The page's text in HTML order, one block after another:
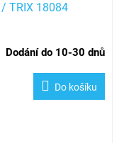
/ TRIX 18084
Dodání do 10-30 dnů
Do košíku